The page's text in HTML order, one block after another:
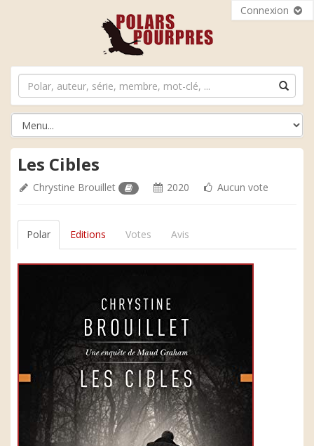
Connexion
Les Cibles
Chrystine Brouillet 2020 Aucun vote
Polar Editions Votes Avis